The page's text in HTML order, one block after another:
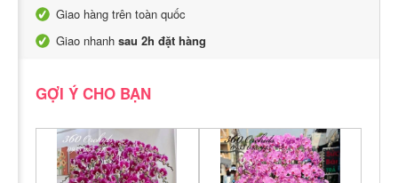
Giao hàng trên toàn quốc
Giao nhanh sau 2h đặt hàng
GỢI Ý CHO BẠN